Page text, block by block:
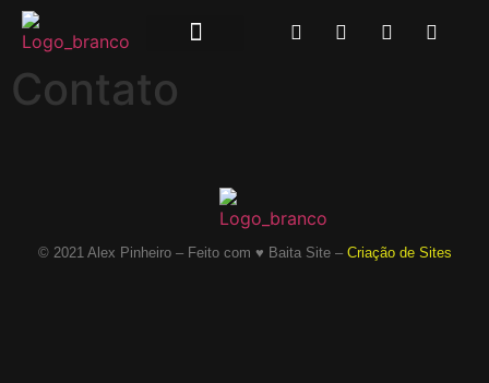
Contato
© 2021 Alex Pinheiro – Feito com ♥ Baita Site – Criação de Sites